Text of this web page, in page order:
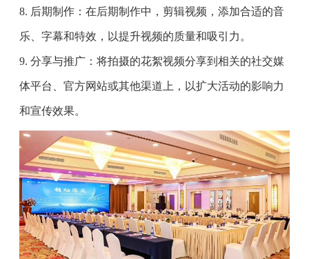
8. 后期制作：在后期制作中，剪辑视频，添加合适的音
乐、字幕和特效，以提升视频的质量和吸引力。
9. 分享与推广：将拍摄的花絮视频分享到相关的社交媒
体平台、官方网站或其他渠道上，以扩大活动的影响力
和宣传效果。